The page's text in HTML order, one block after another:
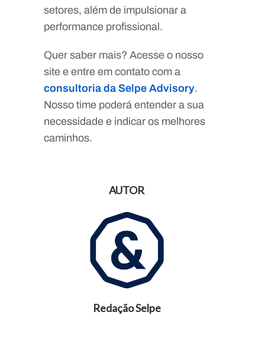
setores, além de impulsionar a
performance profissional.
Quer saber mais? Acesse o nosso
site e entre em contato com a
consultoria da Selpe Advisory.
Nosso time poderá entender a sua
necessidade e indicar os melhores
caminhos.
AUTOR
Redação Selpe